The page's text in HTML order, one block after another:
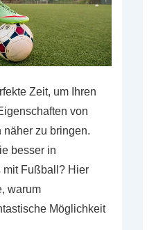
Zeit, um Ihren
von
näher zu bringen.
besser in
mit Fußball? Hier
warum
Möglichkeit